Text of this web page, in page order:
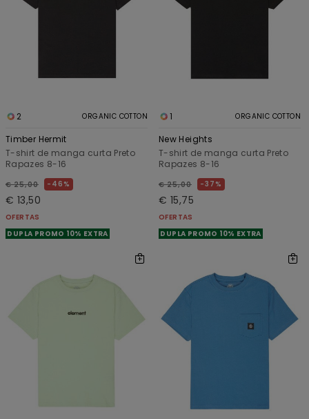
2 ORGANIC COTTON
Timber Hermit
T-shirt de manga curta Preto
Rapazes 8-16
€ 25,00 46%
€ 13,50
OFERTAS
DUPLA PROMO 10% EXTRA
1 ORGANIC COTTON
New Heights
T-shirt de manga curta Preto
Rapazes 8-16
€ 25,00 37%
€ 15,75
OFERTAS
DUPLA PROMO 10% EXTRA